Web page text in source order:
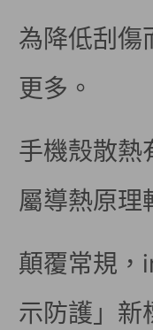
為降低刮傷
更多。
手機殼散熱
屬導熱原理
顛覆常規，
示防護」新